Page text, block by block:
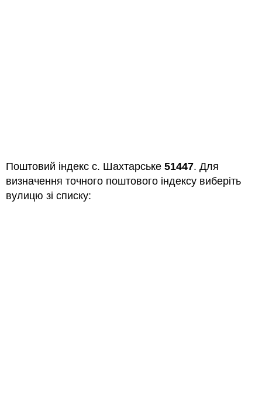
Поштовий індекс с. Шахтарське 51447. Для
визначення точного поштового індексу виберіть
вулицю зі списку: